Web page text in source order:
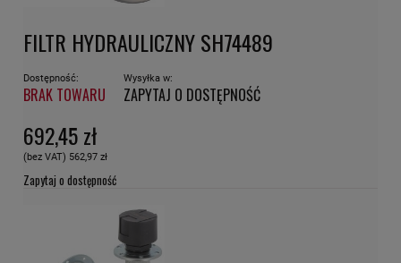
FILTR HYDRAULICZNY SH74489
Dostępność:
BRAK TOWARU
Wysyłka w:
ZAPYTAJ O DOSTĘPNOŚĆ
692,45 zł
(bez VAT) 562,97 zł
Zapytaj o dostępność